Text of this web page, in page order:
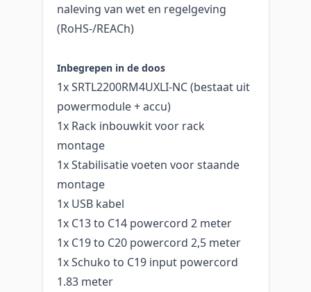
naleving van wet en regelgeving
(RoHS-/REACh)
Inbegrepen in de doos
1x SRTL2200RM4UXLI-NC (bestaat uit
powermodule + accu)
1x Rack inbouwkit voor rack
montage
1x Stabilisatie voeten voor staande
montage
1x USB kabel
1x C13 to C14 powercord 2 meter
1x C19 to C20 powercord 2,5 meter
1x Schuko to C19 input powercord
1.83 meter